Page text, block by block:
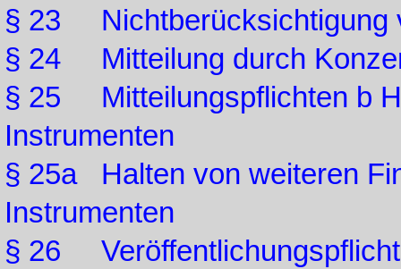
§ 23 Nichtberücksichtigung
§ 24 Mitteilung durch
§ 25 Mitteilungspflichten b
Instrumenten
§ 25a Halten von weiteren
Instrumenten
§ 26